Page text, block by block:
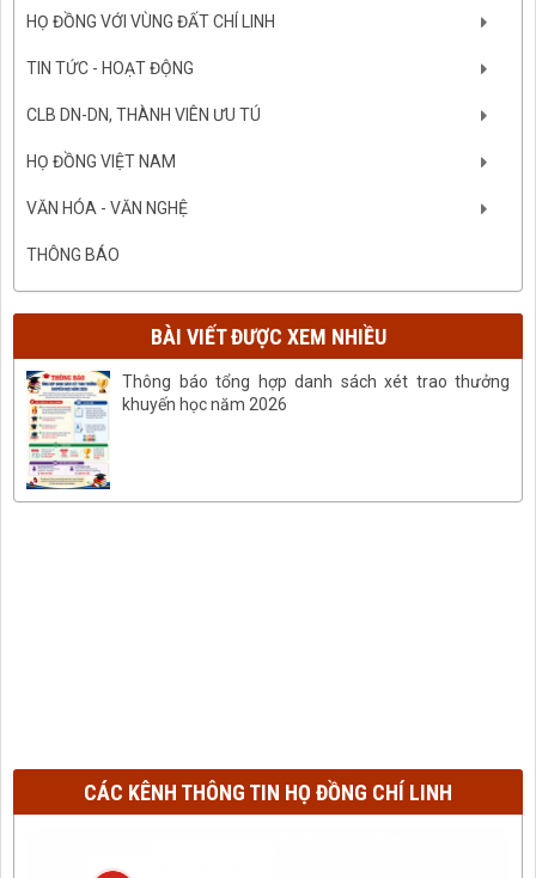
HỌ ĐỒNG VỚI VÙNG ĐẤT CHÍ LINH
TIN TỨC - HOẠT ĐỘNG
CLB DN-DN, THÀNH VIÊN ƯU TÚ
HỌ ĐỒNG VIỆT NAM
VĂN HÓA - VĂN NGHỆ
THÔNG BÁO
BÀI VIẾT ĐƯỢC XEM NHIỀU
Thông báo tổng hợp danh sách xét trao thưởng
khuyến học năm 2026
CÁC KÊNH THÔNG TIN HỌ ĐỒNG CHÍ LINH